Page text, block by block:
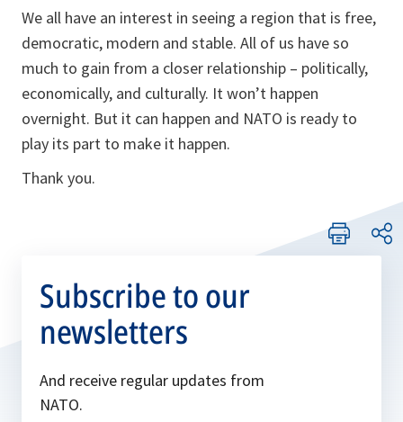
We all have an interest in seeing a region that is free,
democratic, modern and stable. All of us have so
much to gain from a closer relationship – politically,
economically, and culturally. It won’t happen
overnight. But it can happen and NATO is ready to
play its part to make it happen.
Thank you.
Subscribe to our
newsletters
And receive regular updates from
NATO.